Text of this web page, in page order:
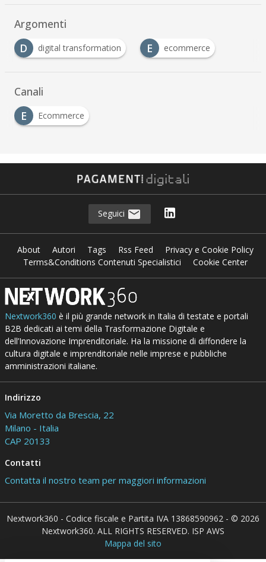
Argomenti
D
digital transformation E ecommerce
Canali
E
Ecommerce
Seguici
About Autori Tags Rss Feed
Privacy e Cookie Policy
Terms&Conditions Contenuti Specialistici
Cookie Center
Nextwork360 è il più grande network in Italia di testate e portali
B2B dedicati ai temi della Trasformazione Digitale e
dell’Innovazione Imprenditoriale. Ha la missione di diffondere la
cultura digitale e imprenditoriale nelle imprese e pubbliche
amministrazioni italiane.
Indirizzo
Via Moretto da Brescia, 22
Milano - Italia
CAP 20133
Contatti
Contatta il nostro team per maggiori informazioni
Nextwork360 - Codice fiscale e Partita IVA 13868590962 - © 2026
Nextwork360. ALL RIGHTS RESERVED. ISP AWS
Mappa del sito